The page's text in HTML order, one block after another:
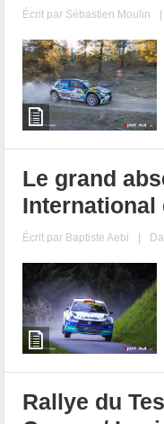
Écrit par Sébastien Moulin |
Le grand
International
Écrit par Baptiste Aebi |
Rallye du